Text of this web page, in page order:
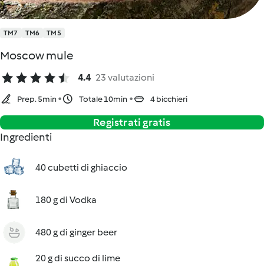
TM7 TM6 TM5
Moscow mule
4.4 23 valutazioni
Prep. 5min Totale 10min 4 bicchieri
Registrati gratis
Ingredienti
40 cubetti di ghiaccio
180 g di Vodka
480 g di ginger beer
20 g di succo di lime